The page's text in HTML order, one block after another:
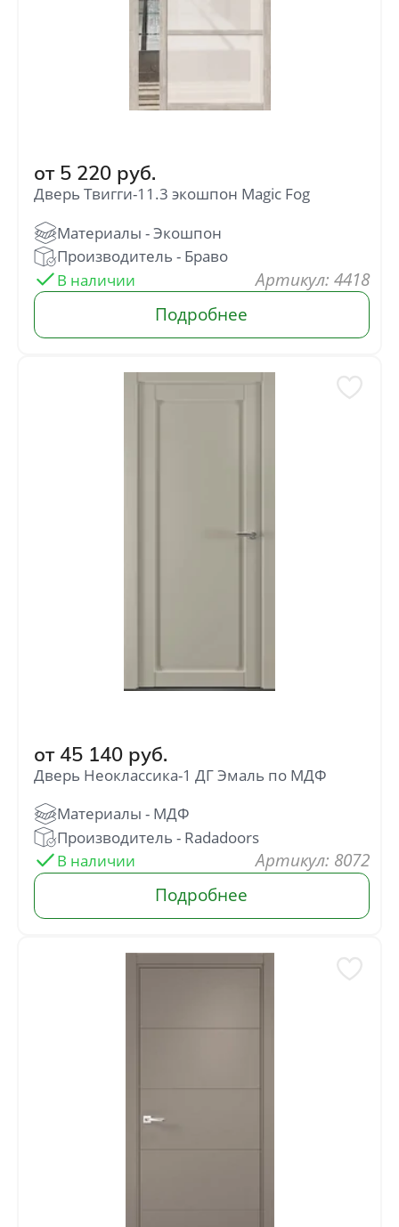
от 5 220 руб.
Дверь Твигги-11.3 экошпон Magic Fog
: 4418
от 45 140 руб.
Дверь Неоклассика-1 ДГ Эмаль по МДФ
: 8072